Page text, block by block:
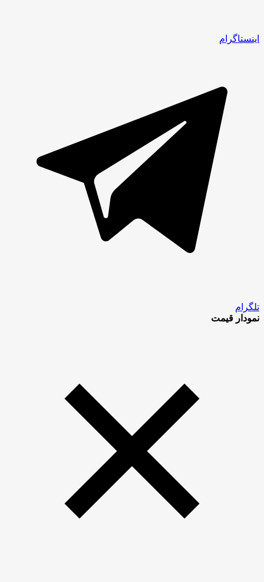
اینستاگرام
تلگرام
نمودار قیمت